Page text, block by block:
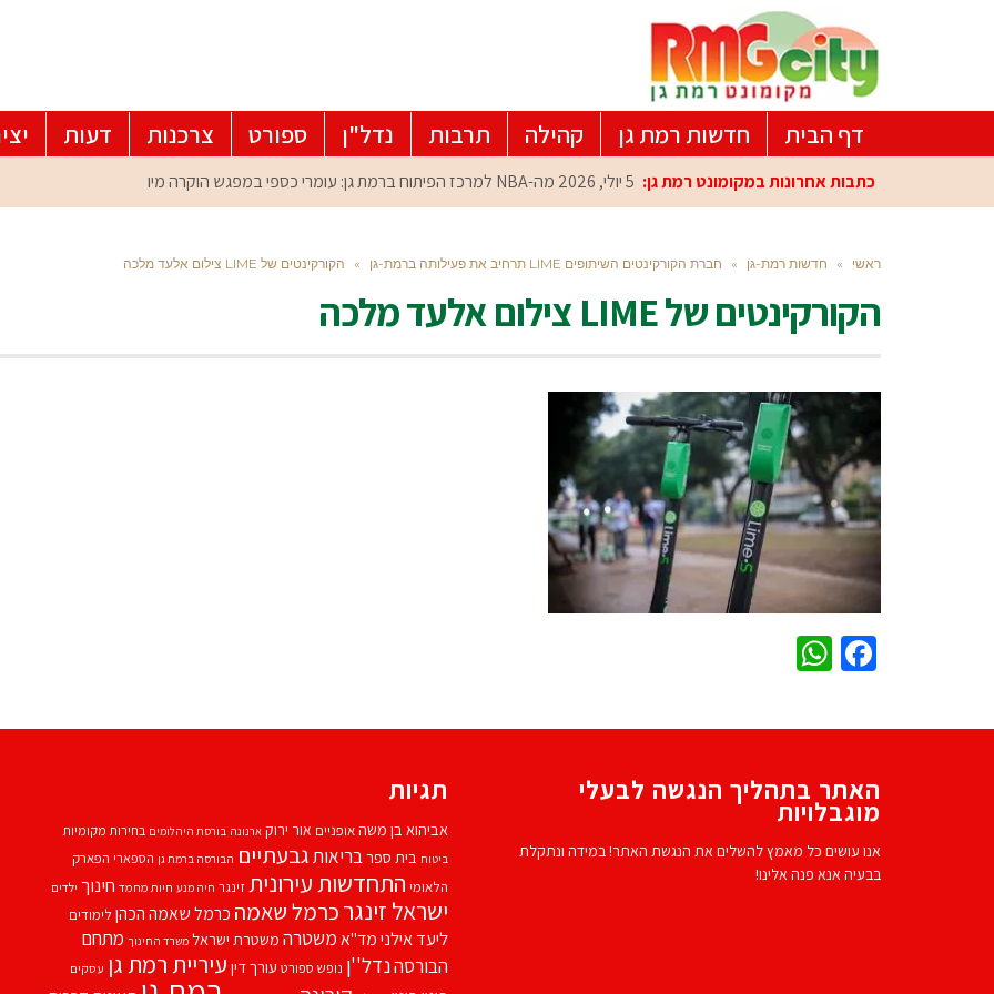
דף הבית חדשות רמת גן קהילה תרבות נדל"ן ספורט צרכנות דעות
כתבות אחרונות במקומונט רמת גן: 5 יולי, 2026 מה-NBA למרכז הפיתוח ברמת גן: עומרי כספי במפגש הוקרה מיוחד
ראשי » חדשות רמת-גן » חברת הקורקינטים השיתופים LIME תרחיב את פעילותה ברמת-גן » הקורקינטים של LIME צילום אלעד מלכה
הקורקינטים של LIME צילום אלעד מלכה
Facebook
האתר בתהליך הנגשה לבעלי
מוגבלויות
אנו עושים כל מאמץ להשלים את הנגשת האתר! במידה ונתקלת
בבעיה אנא פנה אלינו!
תגיות
אביהוא בן משהאופניים אור ירוק ארנונה בורסת היהלומים בחירות מקומיות
ביטוח בית ספרבריאותגבעתיים הבורסה ברמת גן הספארי הפארק
הלאומי התחדשות עירוניתזינגר חיה מנע חיות מחמד חינוך ילדים
ישראל זינגרכרמל שאמה כרמל שאמה הכהן לימודים
ליעד אילנימד''אמשטרה משטרת ישראל משרד החינוך מתחם
הבורסהנדל''ן נופש ספורט עורך דין עיריית רמת גן עסקים